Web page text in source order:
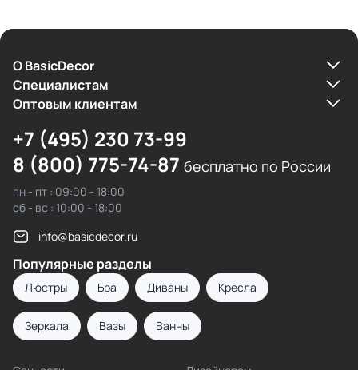
О BasicDecor
Cпециалистам
Оптовым клиентам
+7 (495) 230 73-99
8 (800) 775-74-87 бесплатно по России
пн - пт : 09:00 - 18:00
сб - вс : 10:00 - 18:00
info@basicdecor.ru
Популярные разделы
Люстры Бра Диваны Кресла
Зеркала Вазы Ванны